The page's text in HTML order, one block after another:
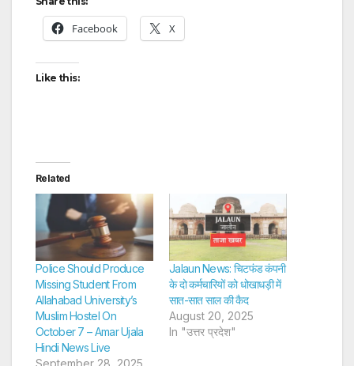
Facebook X
Like this:
Related
Police Should Produce
Missing Student From
Allahabad University’s
Muslim Hostel On
October 7 – Amar Ujala
Hindi News Live
September 28, 2025
Jalaun News: चिटफंड कंपनी
के दो कर्मचारियों को धोखाधड़ी में
सात-सात साल की कैद
August 20, 2025
In "उत्तर प्रदेश"